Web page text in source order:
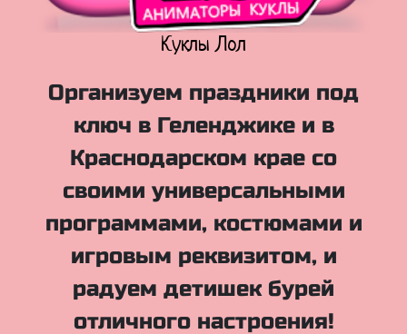
Куклы Лол
Организуем праздники под
ключ в Геленджике и в
Краснодарском крае со
своими универсальными
программами, костюмами и
игровым реквизитом, и
радуем детишек бурей
отличного настроения!